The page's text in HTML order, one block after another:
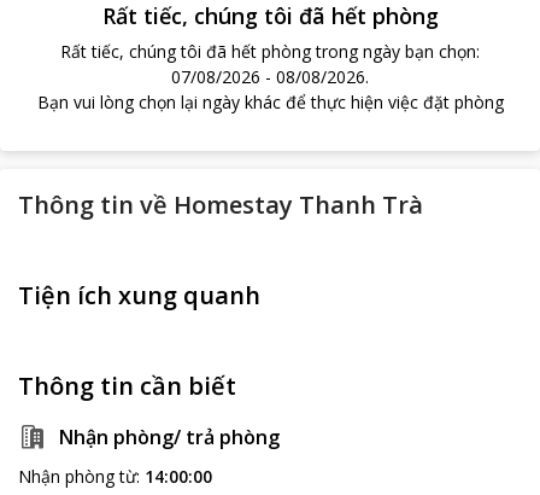
Rất tiếc, chúng tôi đã hết phòng
Rất tiếc, chúng tôi đã hết phòng trong ngày bạn chọn:
07/08/2026 - 08/08/2026.
Bạn vui lòng chọn lại ngày khác để thực hiện việc đặt phòng
Thông tin về Homestay Thanh Trà
Tiện ích xung quanh
Thông tin cần biết
Nhận phòng/ trả phòng
Nhận phòng từ: 14:00:00